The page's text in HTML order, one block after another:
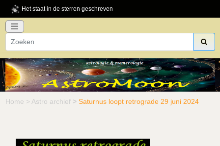
Het staat in de sterren geschreven
Home > Astro archief > Saturnus loopt retrograde 29 juni 2024